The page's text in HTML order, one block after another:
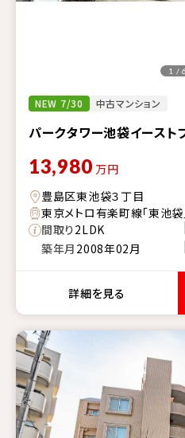
NEW 7/30 中古マンション
パークタワー池袋イースト
1 / 6
13,980 万円
豊島区東池袋３丁目
東京メトロ有楽町線「東池
間取り2LDK
築年月 2008年02月
詳細を見る